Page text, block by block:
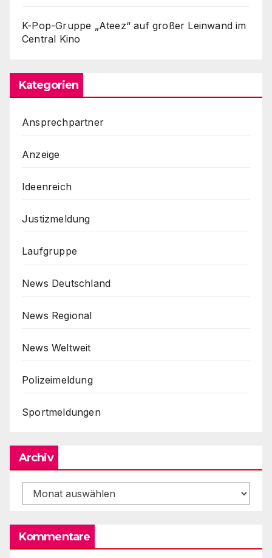
K-Pop-Gruppe „Ateez“ auf großer Leinwand im
Central Kino
Kategorien
Ansprechpartner
Anzeige
Ideenreich
Justizmeldung
Laufgruppe
News Deutschland
News Regional
News Weltweit
Polizeimeldung
Sportmeldungen
Archiv
Archiv
Kommentare